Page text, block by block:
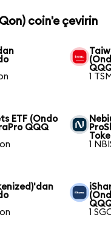
coin'e çevirin
1
ETF (Ondo
QQQ
1
1